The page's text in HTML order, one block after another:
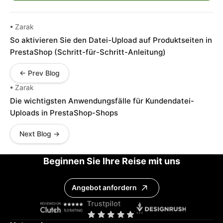
• Zarak
So aktivieren Sie den Datei-Upload auf Produktseiten in
PrestaShop (Schritt-für-Schritt-Anleitung)
← Prev Blog
• Zarak
Die wichtigsten Anwendungsfälle für Kundendatei-
Uploads in PrestaShop-Shops
Next Blog →
Beginnen Sie Ihre Reise mit uns
Angebot anfordern